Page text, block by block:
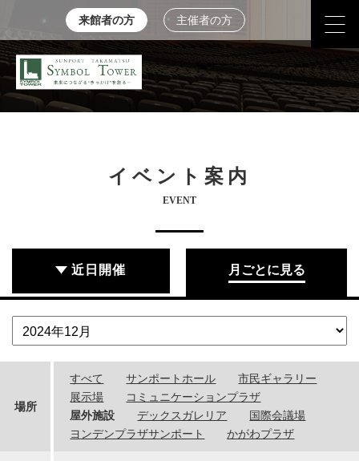
来館者の方 主催者の方
イベント案内
EVENT
近日開催 月ごとに見る
場所
すべて サンポートホール
市民ギャラリー
展示場
コミュニケーションプラザ
屋外施設
デックスガレリア
国際会議場
ヨンデンプラザサンポート
かがわプラザ